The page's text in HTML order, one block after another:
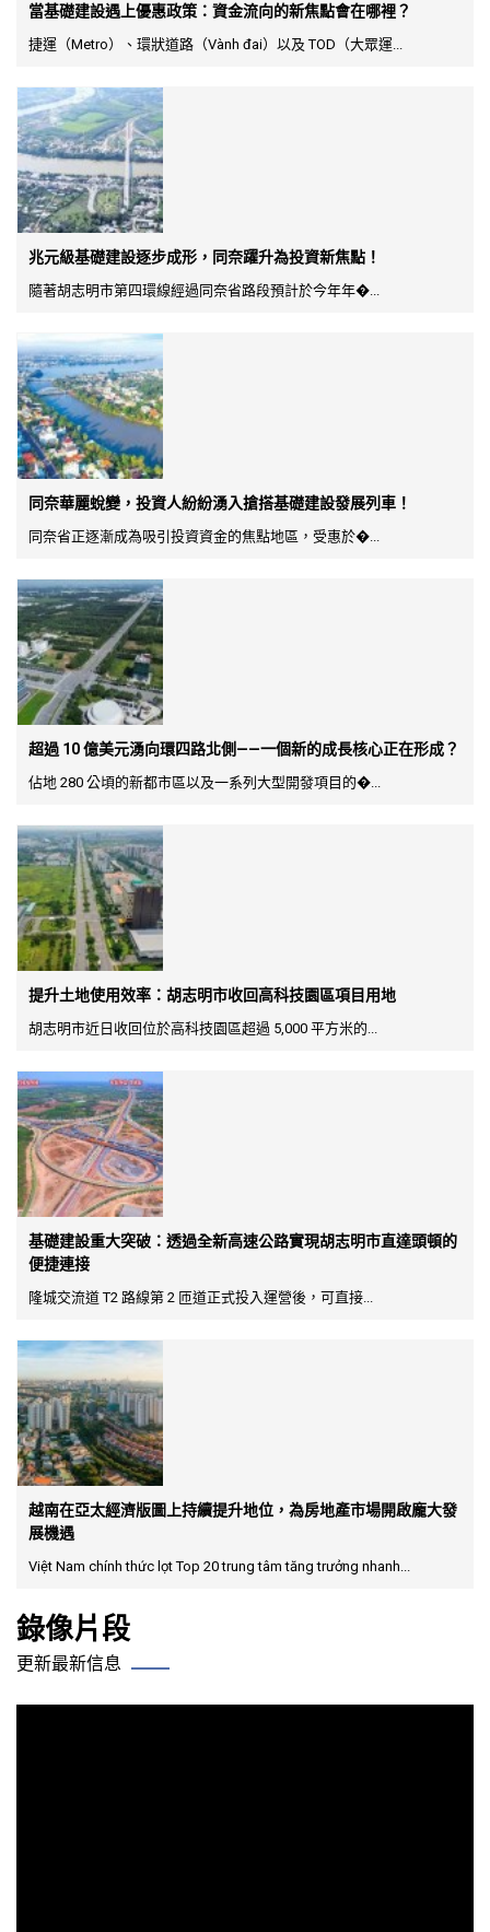
當基礎建設遇上優惠政策：資金流向的新焦點會在哪裡？
捷運（Metro）、環狀道路（Vành đai）以及 TOD（大眾運...
兆元級基礎建設逐步成形，同奈躍升為投資新焦點！
隨著胡志明市第四環線經過同奈省路段預計於今年年�...
同奈華麗蛻變，投資人紛紛湧入搶搭基礎建設發展列車！
同奈省正逐漸成為吸引投資資金的焦點地區，受惠於�...
超過 10 億美元湧向環四路北側——一個新的成長核心正在形成？
佔地 280 公頃的新都市區以及一系列大型開發項目的�...
提升土地使用效率：胡志明市收回高科技園區項目用地
胡志明市近日收回位於高科技園區超過 5,000 平方米的...
基礎建設重大突破：透過全新高速公路實現胡志明市直達頭頓的
便捷連接
隆城交流道 T2 路線第 2 匝道正式投入運營後，可直接...
越南在亞太經濟版圖上持續提升地位，為房地產市場開啟龐大發
展機遇
Việt Nam chính thức lọt Top 20 trung tâm tăng trưởng nhanh...
錄像片段
更新最新信息